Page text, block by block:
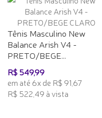
Tênis Masculino New
Balance Arish V4 -
PRETO/BEGE...
R$ 549,99
em até 6x de R$ 91,67
R$ 522,49 à vista